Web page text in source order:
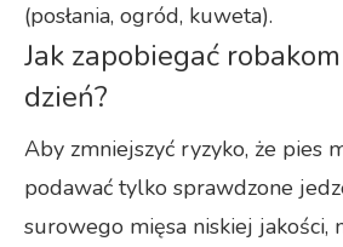
(posłania, ogród, kuweta).
Jak zapobiegać
dzień?
Aby zmniejszyć ryzyko, że pies
podawać tylko sprawdzone
surowego mięsa niskiej jakości,